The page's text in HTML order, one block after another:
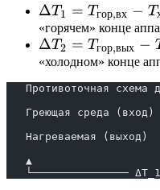
\Delta T_1 =
ΔT1 = Tгор,вх − T
«горячем» конце
\Delta T_2 =
-
ΔT2 = Tгор,вых −
«холодном» конце
Противоточная схема
Греющая среда (вход)
Нагреваемая (выход)
▲
└───────────────